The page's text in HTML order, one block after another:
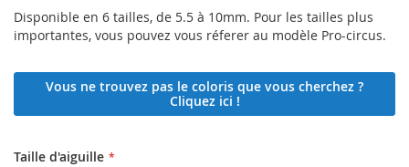
Disponible en 6 tailles, de 5.5 à 10mm. Pour les tailles plus
importantes, vous pouvez vous réferer au modèle Pro-circus.
Vous ne trouvez pas le coloris que vous cherchez ?
Cliquez ici !
Taille d'aiguille